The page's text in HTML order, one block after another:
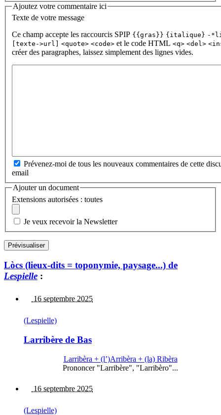
Ajoutez votre commentaire ici
Texte de votre message
Ce champ accepte les raccourcis SPIP {{gras}} {italique} -
[texte->url]
<quote> <code> et le code HTML <q> <del>
créer des paragraphes, laissez simplement des lignes vides.
Prévenez-moi de tous les nouveaux commentaires de cette
email
Ajouter un document
Extensions autorisées : toutes
Je veux recevoir la Newsletter
Lòcs (lieux-dits = toponymie, paysage...) de
Lespielle :
16 septembre 2025
(Lespielle)
Larribère de Bas
Larribèra + (l’)Arribèra + (la) Ribèra
Prononcer "Larribère", "Larribèro"...
16 septembre 2025
(Lespielle)